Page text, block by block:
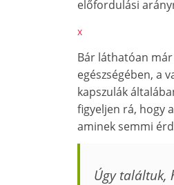
előfordulási
x
Bár láthatóan
egészségében, a
kapszulák
figyeljen rá, hogy
aminek semmi
Úgy találtuk,